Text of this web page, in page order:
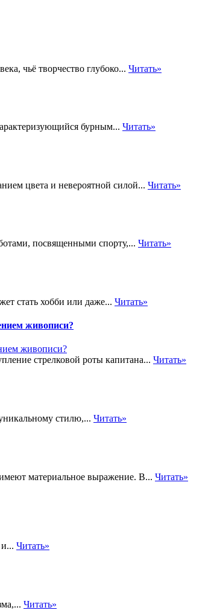
чьё творчество глубоко... Читать»
бурным... Читать»
цвета и невероятной силой... Читать»
посвященными спорту,... Читать»
стать хобби или даже... Читать»
живописи?
стрелковой роты капитана... Читать»
стилю,... Читать»
материальное выражение. В... Читать»
Читать»
Читать»